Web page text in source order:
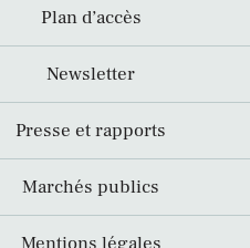
Plan d’accès
Newsletter
Presse et rapports
Marchés publics